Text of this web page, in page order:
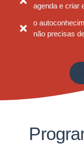
agenda e criar
o
não precisas